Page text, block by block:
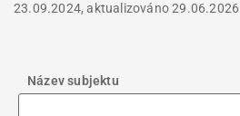
23.09.2024, aktualizováno29.06.2026
Název subjektu